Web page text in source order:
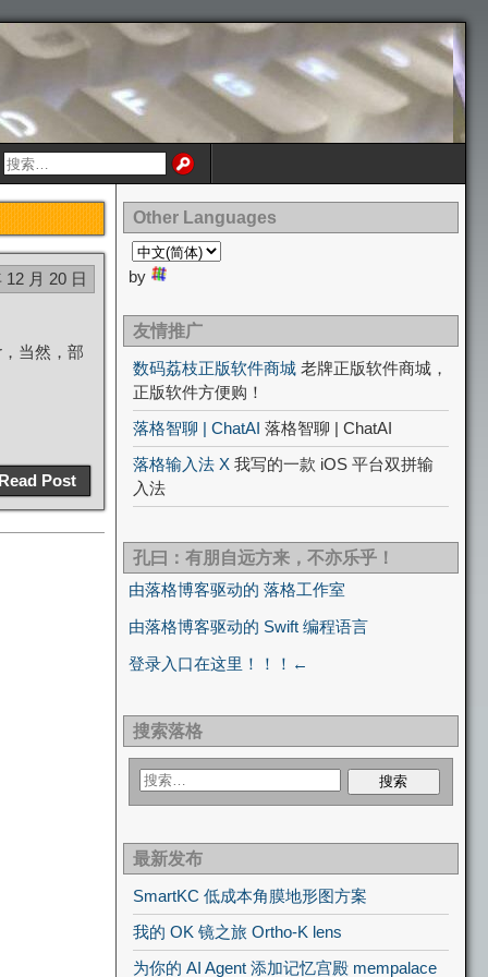
12 月 20 日
当然，部
Post
Other Languages
by
友情推广
数码荔枝正版软件商城 老牌正版软件商城，
正版软件方便购！
落格智聊 | ChatAI 落格智聊 | ChatAI
落格输入法 X 我写的一款 iOS 平台双拼输
入法
孔曰：有朋自远方来，不亦乐乎！
由落格博客驱动的 落格工作室
由落格博客驱动的 Swift 编程语言
登录入口在这里！！！←
搜索落格
最新发布
SmartKC 低成本角膜地形图方案
我的 OK 镜之旅 Ortho-K lens
为你的 AI Agent 添加记忆宫殿 mempalace